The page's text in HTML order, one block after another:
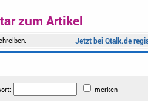
zum Artikel